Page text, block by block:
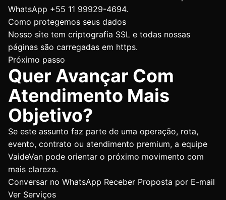
WhatsApp +55 11 99929-4694.
Como protegemos seus dados
Nosso site tem criptografia SSL e todas nossas
páginas são carregadas em https.
Próximo passo
Quer Avançar Com
Atendimento Mais
Objetivo?
Se este assunto faz parte de uma operação, rota,
evento, contrato ou atendimento premium, a equipe
VaideVan pode orientar o próximo movimento com
mais clareza.
Conversar no WhatsApp Receber Proposta por E-mail
Ver Serviços